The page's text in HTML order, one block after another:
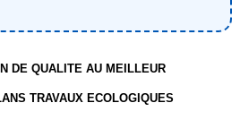
DE QUALITE AU MEILLEUR
TRAVAUX ECOLOGIQUES